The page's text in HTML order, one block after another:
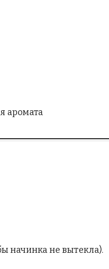
аромата
начинка не вытекла).